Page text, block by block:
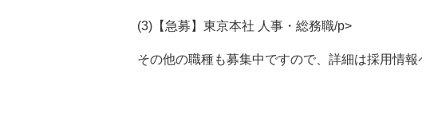
(3)【急募】東京本社 人事・総務職/p>
その他の職種も募集中ですので、詳細は採用情報